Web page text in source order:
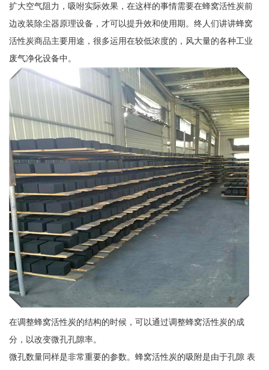
扩大空气阻力，吸咐实际效果，在这样的事情需要在蜂窝活性炭前
边改装除尘器原理设备，才可以提升效和使用期。终人们讲讲蜂窝
活性炭商品主要用途，很多运用在较低浓度的，风大量的各种工业
废气净化设备中。
在调整蜂窝活性炭的结构的时候，可以通过调整蜂窝活性炭的成
分，以改变微孔孔隙率。
微孔数量同样是非常重要的参数。蜂窝活性炭的吸附是由于孔隙 表